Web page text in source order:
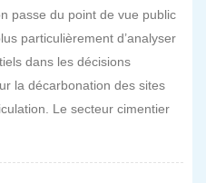
passe du point de vue public
particulièrement d’analyser
dans les décisions
la décarbonation des sites
Le secteur cimentier